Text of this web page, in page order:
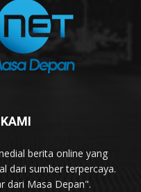
berita online yang
dari sumber terpercaya.
dari Masa Depan".